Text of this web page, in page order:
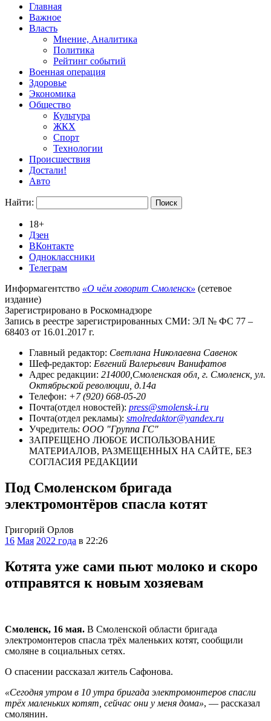
Главная
Важное
Власть
Мнение, Аналитика
Политика
Рейтинг событий
Военная операция
Здоровье
Экономика
Общество
Культура
ЖКХ
Спорт
Технологии
Происшествия
Достали!
Авто
Найти:
18+
Дзен
ВКонтакте
Одноклассники
Телеграм
Информагентство «О чём говорит Смоленск» (сетевое
издание)
Зарегистрировано в Роскомнадзоре
Запись в реестре зарегистрированных СМИ: ЭЛ № ФС 77 –
68403 от 16.01.2017 г.
Главный редактор: Светлана Николаевна Савенок
Шеф-редактор: Евгений Валерьевич Ванифатов
Адрес редакции: 214000,Смоленская обл, г. Смоленск, ул.
Октябрьской революции, д.14а
Телефон: +7 (920) 668-05-20
Почта(отдел новостей): press@smolensk-i.ru
Почта(отдел рекламы): smolredaktor@yandex.ru
Учредитель: ООО "Группа ГС"
ЗАПРЕЩЕНО ЛЮБОЕ ИСПОЛЬЗОВАНИЕ
МАТЕРИАЛОВ, РАЗМЕЩЕННЫХ НА САЙТЕ, БЕЗ
СОГЛАСИЯ РЕДАКЦИИ
Под Смоленском бригада
электромонтёров спасла котят
Григорий Орлов
16 Мая 2022 года в 22:26
Котята уже сами пьют молоко и скоро
отправятся к новым хозяевам
Смоленск, 16 мая. В Смоленской области бригада
электромонтеров спасла трёх маленьких котят, сообщили
смоляне в социальных сетях.
О спасении рассказал житель Сафонова.
«Сегодня утром в 10 утра бригада электромонтеров спасли
трёх маленьких котят, сейчас они у меня дома», — рассказал
смолянин.